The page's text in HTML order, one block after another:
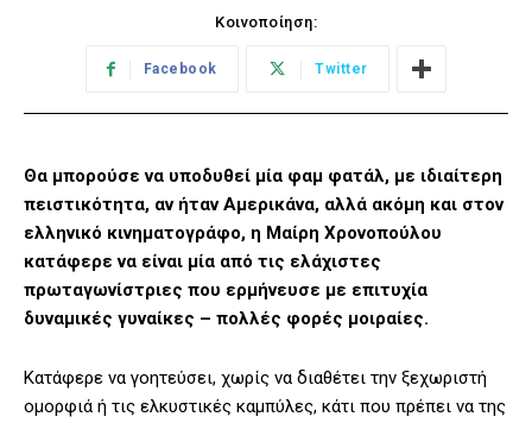
Κοινοποίηση:
Facebook Twitter
Θα μπορούσε να υποδυθεί μία φαμ φατάλ, με ιδιαίτερη
πειστικότητα, αν ήταν Αμερικάνα, αλλά ακόμη και στον
ελληνικό κινηματογράφο, η Μαίρη Χρονοπούλου
κατάφερε να είναι μία από τις ελάχιστες
πρωταγωνίστριες που ερμήνευσε με επιτυχία
δυναμικές γυναίκες – πολλές φορές μοιραίες.
Κατάφερε να γοητεύσει, χωρίς να διαθέτει την ξεχωριστή
ομορφιά ή τις ελκυστικές καμπύλες, κάτι που πρέπει να της